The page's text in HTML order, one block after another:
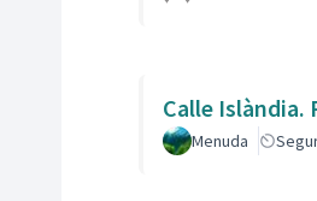
Calle Islàndia.
Menuda